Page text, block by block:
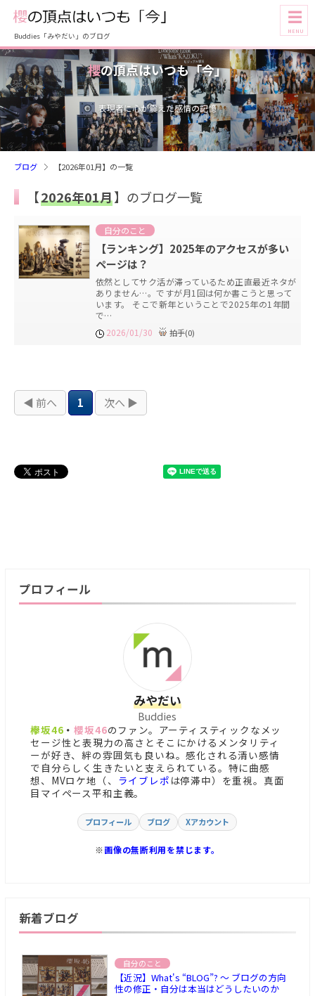
Buddies「みやだい」のブログ
☰
MENU
櫻の頂点はいつも「今」
表現者に心が震えた感情の記憶
ブログ 【2026年01月】の一覧
【2026年01月】のブログ一覧
自分のこと
【ランキング】2025年のアクセスが多い
ページは？
依然としてサク活が滞っているため正直最近ネタが
ありません…。ですが月1回は何か書こうと思って
います。 そこで新年ということで2025年の1年間
で…
2026/01/30
拍手(0)
◀ 前へ 1 次へ ▶
プロフィール
みやだい
Buddies
欅坂46 ・櫻坂46のファン。アーティスティックなメッ
セージ性と表現力の高さとそこにかけるメンタリティ
ーが好き、絆の雰囲気も良いね。感化される清い感情
で自分らしく生きたいと支えられている。特に曲感
想、MVロケ地（、 ライブレポ は停滞中）を重視。真面
目マイペース平和主義。
プロフィール ブログ Xアカウント
※画像の無断利用を禁じます。
新着ブログ
自分のこと
【近況】What's “BLOG”? ～ ブログの方向
性の修正・自分は本当はどうしたいのか